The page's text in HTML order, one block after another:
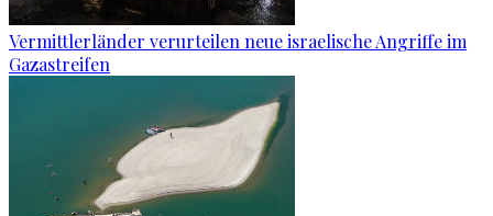
Vermittlerländer verurteilen neue israelische Angriffe im
Gazastreifen